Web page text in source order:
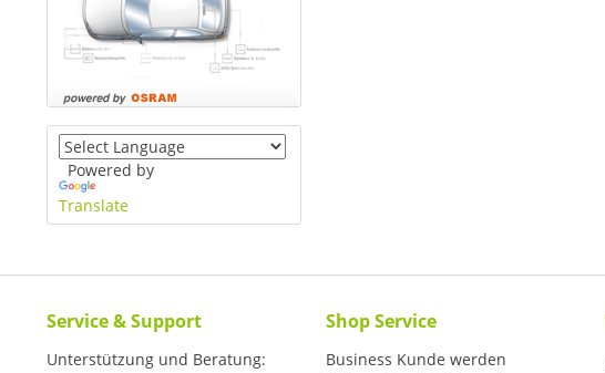
Powered by
Translate
Service & Support
Unterstützung und Beratung:
Shop Service
Business Kunde werden